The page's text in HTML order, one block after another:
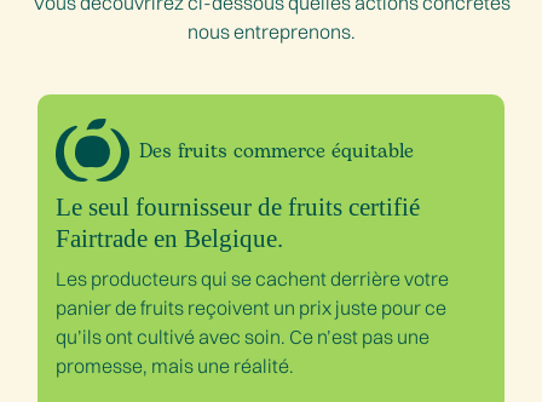
nous entreprenons.
Des fruits commerce équitable
Le seul fournisseur de fruits certifié
Fairtrade en Belgique.
Les producteurs qui se cachent derrière votre
panier de fruits reçoivent un prix juste pour ce
qu’ils ont cultivé avec soin. Ce n’est pas une
promesse, mais une réalité.